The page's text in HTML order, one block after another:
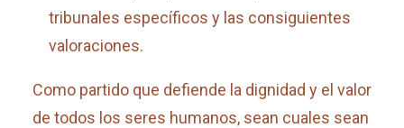
tribunales específicos y las consiguientes
valoraciones.
Como partido que defiende la dignidad y el valor
de todos los seres humanos, sean cuales sean